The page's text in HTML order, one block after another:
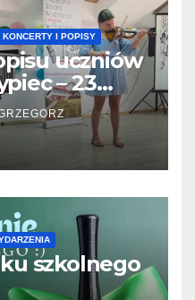
KONCERTY I POPISY
uczniów
– 23
szkolnego